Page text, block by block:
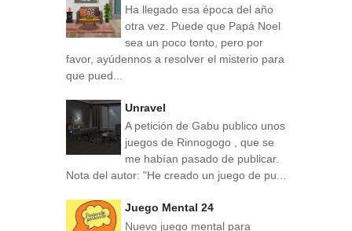
Ha llegado esa época del año
otra vez. Puede que Papá Noel
sea un poco tonto, pero por
favor, ayúdennos a resolver el misterio para
que pued...
Unravel
A petición de Gabu publico unos
juegos de Rinnogogo , que se
me habían pasado de publicar.
Nota del autor: "He creado un juego de pu...
Juego Mental 24
Nuevo juego mental para